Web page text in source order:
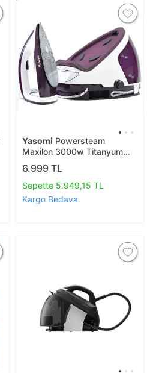
Yasomi Powersteam
Maxilon 3000w Titanyum
Taban Dokunmatik Ekran
Buhar Kazanlı Ütü
6.999 TL
Sepette 5.949,15 TL
Kargo Bedava